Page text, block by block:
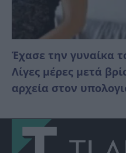
Έχασε την γυναίκα
Λίγες μέρες μετά
αρχεία στον